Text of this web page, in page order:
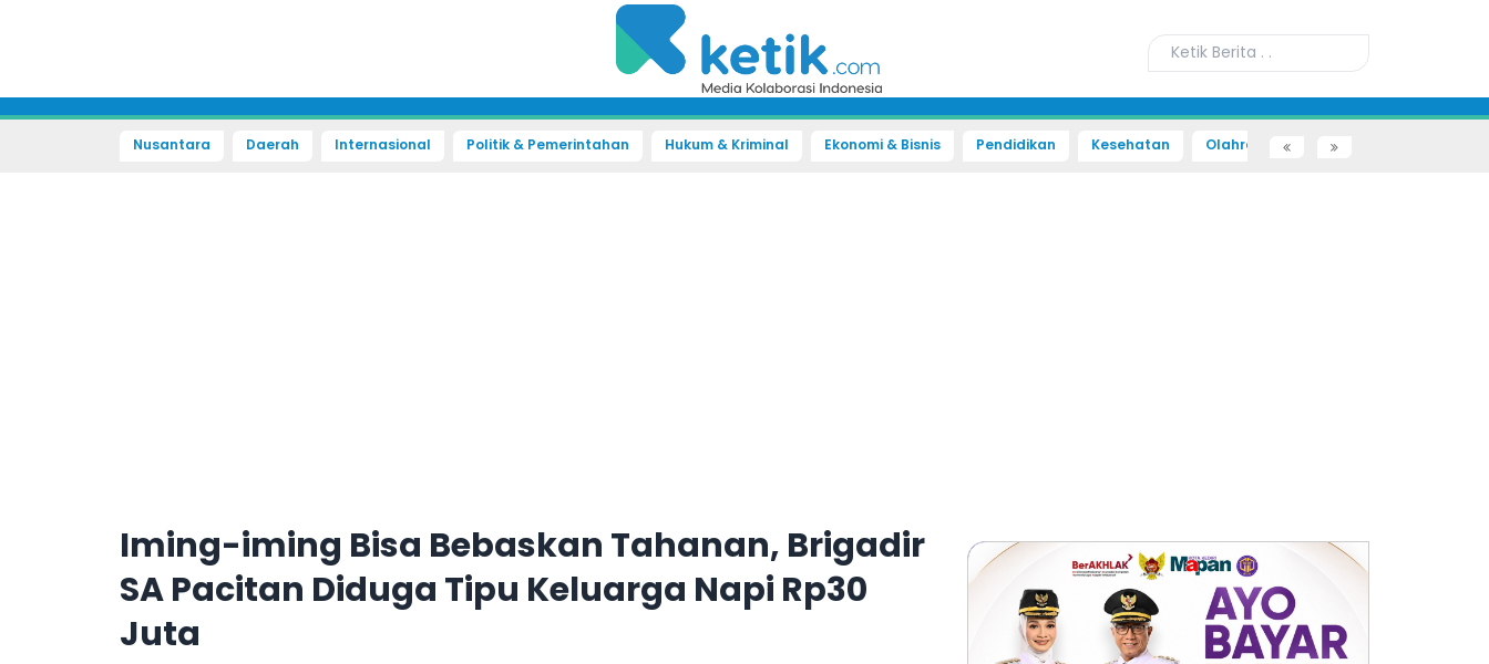
Nusantara Daerah Internasional Politik & Pemerintahan Hukum & Kriminal Ekonomi & Bisnis Pendidikan Kesehatan Olahraga Sains dan Teknologi
Iming-iming Bisa Bebaskan Tahanan, Brigadir
SA Pacitan Diduga Tipu Keluarga Napi Rp30
Juta